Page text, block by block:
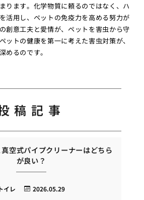
ります。化学物質に頼るのではなく、ハ
活用し、ペットの免疫力を高める努力が
創意工夫と愛情が、ペットを害虫から守
ットの健康を第一に考えた害虫対策が、
めるのです。
稿記事
空式パイプクリーナーはどちら
が良い？
2026.05.29
イレ